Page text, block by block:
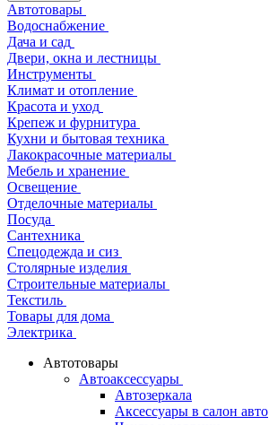
Автотовары
Водоснабжение
Дача и сад
Двери, окна и лестницы
Инструменты
Климат и отопление
Красота и уход
Крепеж и фурнитура
Кухни и бытовая техника
Лакокрасочные материалы
Мебель и хранение
Освещение
Отделочные материалы
Посуда
Сантехника
Спецодежда и сиз
Столярные изделия
Строительные материалы
Текстиль
Товары для дома
Электрика
Автотовары
Автоаксессуары
Автозеркала
Аксессуары в салон авто